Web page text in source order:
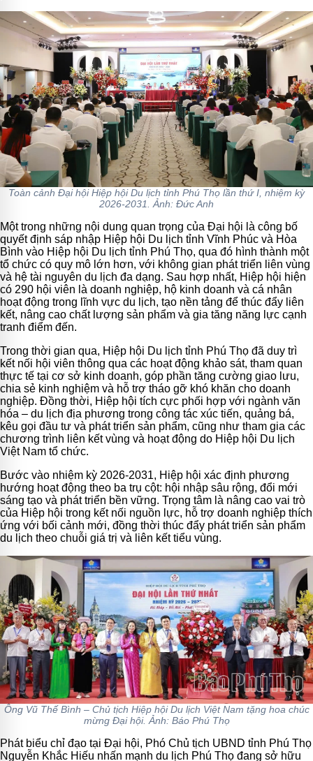
Toàn cảnh Đại hội Hiệp hội Du lịch tỉnh Phú Thọ lần thứ I, nhiệm kỳ
2026-2031. Ảnh: Đức Anh
Một trong những nội dung quan trọng của Đại hội là công bố
quyết định sáp nhập Hiệp hội Du lịch tỉnh Vĩnh Phúc và Hòa
Bình vào Hiệp hội Du lịch tỉnh Phú Thọ, qua đó hình thành một
tổ chức có quy mô lớn hơn, với không gian phát triển liên vùng
và hệ tài nguyên du lịch đa dạng. Sau hợp nhất, Hiệp hội hiện
có 290 hội viên là doanh nghiệp, hộ kinh doanh và cá nhân
hoạt động trong lĩnh vực du lịch, tạo nền tảng để thúc đẩy liên
kết, nâng cao chất lượng sản phẩm và gia tăng năng lực cạnh
tranh điểm đến.
Trong thời gian qua, Hiệp hội Du lịch tỉnh Phú Thọ đã duy trì
kết nối hội viên thông qua các hoạt động khảo sát, tham quan
thực tế tại cơ sở kinh doanh, góp phần tăng cường giao lưu,
chia sẻ kinh nghiệm và hỗ trợ tháo gỡ khó khăn cho doanh
nghiệp. Đồng thời, Hiệp hội tích cực phối hợp với ngành văn
hóa – du lịch địa phương trong công tác xúc tiến, quảng bá,
kêu gọi đầu tư và phát triển sản phẩm, cũng như tham gia các
chương trình liên kết vùng và hoạt động do Hiệp hội Du lịch
Việt Nam tổ chức.
Bước vào nhiệm kỳ 2026-2031, Hiệp hội xác định phương
hướng hoạt động theo ba trụ cột: hội nhập sâu rộng, đổi mới
sáng tạo và phát triển bền vững. Trọng tâm là nâng cao vai trò
của Hiệp hội trong kết nối nguồn lực, hỗ trợ doanh nghiệp thích
ứng với bối cảnh mới, đồng thời thúc đẩy phát triển sản phẩm
du lịch theo chuỗi giá trị và liên kết tiểu vùng.
Ông Vũ Thế Bình – Chủ tịch Hiệp hội Du lịch Việt Nam tặng hoa chúc
mừng Đại hội. Ảnh: Báo Phú Thọ
Phát biểu chỉ đạo tại Đại hội, Phó Chủ tịch UBND tỉnh Phú Thọ
Nguyễn Khắc Hiếu nhấn mạnh du lịch Phú Thọ đang sở hữu